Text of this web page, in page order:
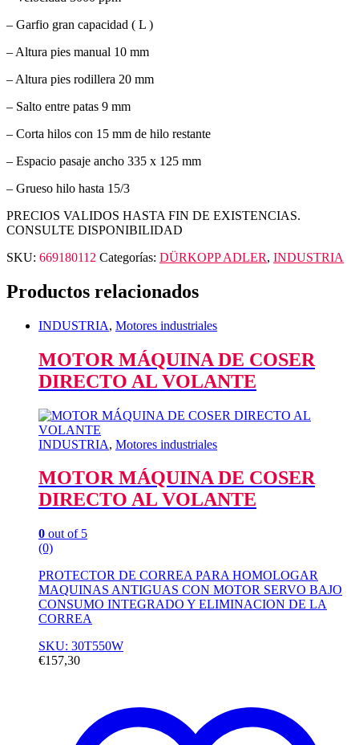
– Garfio gran capacidad ( L )
– Altura pies manual 10 mm
– Altura pies rodillera 20 mm
– Salto entre patas 9 mm
– Corta hilos con 15 mm de hilo restante
– Espacio pasaje ancho 335 x 125 mm
– Grueso hilo hasta 15/3
PRECIOS VALIDOS HASTA FIN DE EXISTENCIAS.
CONSULTE DISPONIBILIDAD
SKU: 669180112 Categorías: DÜRKOPP ADLER, INDUSTRIA
Productos relacionados
INDUSTRIA, Motores industriales
MOTOR MÁQUINA DE COSER
DIRECTO AL VOLANTE
INDUSTRIA, Motores industriales
MOTOR MÁQUINA DE COSER
DIRECTO AL VOLANTE
0 out of 5
(0)
PROTECTOR DE CORREA PARA HOMOLOGAR
MAQUINAS ANTIGUAS CON MOTOR SERVO BAJO
CONSUMO INTEGRADO Y ELIMINACION DE LA
CORREA
SKU: 30T550W
€157,30